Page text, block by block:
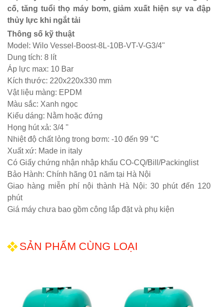
cố, tăng tuổi thọ máy bơm, giảm xuất hiện sự va đập
thủy lực khi ngắt tải
Thông số kỹ thuật
Model: Wilo Vessel-Boost-8L-10B-VT-V-G3/4"
Dung tích: 8 lít
Áp lực max: 10 Bar
Kích thước: 220x220x330 mm
Vật liệu màng: EPDM
Màu sắc: Xanh ngọc
Kiểu dáng: Nằm hoặc đứng
Họng hút xả: 3/4 "
Nhiệt độ chất lỏng trong bơm: -10 đến 99 °C
Xuất xứ: Made in italy
Có Giấy chứng nhận nhập khẩu CO-CQ/Bill/Packinglist
Bảo Hành: Chính hãng 01 năm tại Hà Nội
Giao hàng miễn phí nội thành Hà Nội: 30 phút đến 120
phút
Giá máy chưa bao gồm công lắp đặt và phụ kiện
SẢN PHẨM CÙNG LOẠI